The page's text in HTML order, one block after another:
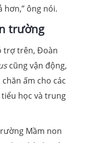
ông nói.
trường
trợ trên, Đoàn
cũng vận động,
ấm cho các
học và trung
Mầm non